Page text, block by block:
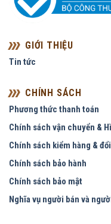
GIỚI THIỆU
Tin tức
CHÍNH SÁCH
Phương thức thanh toán
Chính sách vận chuyển &
Chính sách kiểm hàng &
Chính sách bảo hành
Chính sách bảo mật
Nghĩa vụ người bán và